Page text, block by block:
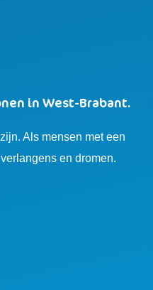
in West-Brabant.
Als mensen met een
en dromen.